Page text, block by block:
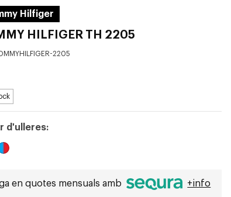
Hilfiger
HILFIGER TH 2205
2205
d'ulleres:
en quotes mensuals amb +info